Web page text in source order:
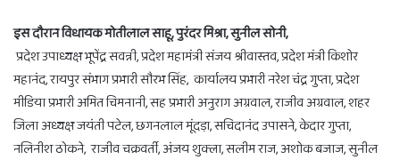
इस दौरान विधायक मोतीलाल साहू, पुरंदर मिश्रा, सुनील सोनी,
प्रदेश उपाध्यक्ष भूपेंद्र सवन्नी, प्रदेश महामंत्री संजय श्रीवास्तव, प्रदेश मंत्री किशोर
महानंद, रायपुर संभाग प्रभारी सौरभ सिंह, कार्यालय प्रभारी नरेश चंद्र गुप्ता, प्रदेश
मीडिया प्रभारी अमित चिमनानी, सह प्रभारी अनुराग अग्रवाल, राजीव अग्रवाल, शहर
जिला अध्यक्ष जयंती पटेल, छगनलाल मूंदड़ा, सचिदानंद उपासने, केदार गुप्ता,
नलिनीश ठोकने, राजीव चक्रवर्ती, अंजय शुक्ला, सलीम राज, अशोक बजाज, सुनील